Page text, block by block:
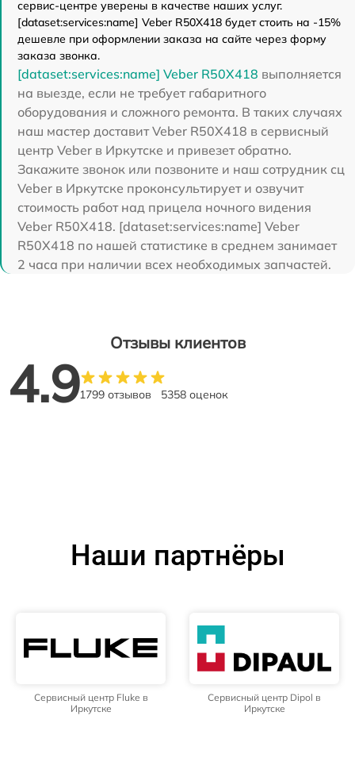
сервис-центре уверены в качестве наших услуг.
[dataset:services:name] Veber R50X418 будет стоить на -15%
дешевле при оформлении заказа на сайте через форму
заказа звонка.
[dataset:services:name] Veber R50X418 выполняется
на выезде, если не требует габаритного
оборудования и сложного ремонта. В таких случаях
наш мастер доставит Veber R50X418 в сервисный
центр Veber в Иркутске и привезет обратно.
Закажите звонок или позвоните и наш сотрудник сц
Veber в Иркутске проконсультирует и озвучит
стоимость работ над прицела ночного видения
Veber R50X418. [dataset:services:name] Veber
R50X418 по нашей статистике в среднем занимает
2 часа при наличии всех необходимых запчастей.
Отзывы клиентов
4.91799 отзывов 5358 оценок
Наши партнёры
Сервисный центр Fluke в
Иркутске
Сервисный центр Dipol в
Иркутске